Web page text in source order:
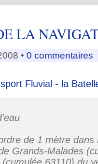
LA
• 0 commentaires
Fluvial - la
de 1 mètre dans
Grands-Malades
63110) du